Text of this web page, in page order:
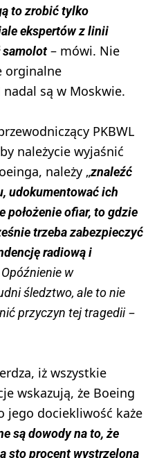
to zrobić tylko
ekspertów z linii
samolot– mówi. Nie
orginalne
nadal są w Moskwie.
PKBWL
należycie wyjaśnić
należy „znaleźć
udokumentować ich
położenie ofiar, to gdzie
trzeba zabezpieczyć
radiową i
Opóźnienie w
śledztwo, ale to nie
przyczyn tej tragedii–
iż wszystkie
wskazują, że Boeing
jego dociekliwość każe
są dowody na to, że
sto procent wystrzelona